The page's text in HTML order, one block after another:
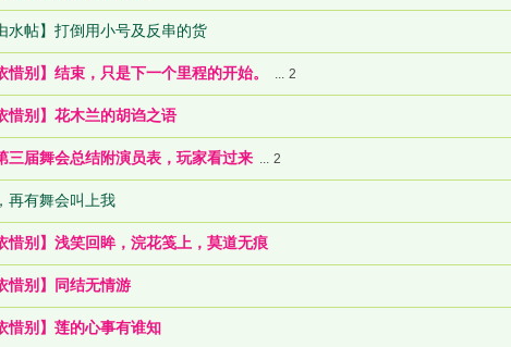
水帖】打倒用小号及反串的货
惜别】结束，只是下一个里程的开始。 ... 2
惜别】花木兰的胡诌之语
三届舞会总结附演员表，玩家看过来 ... 2
再有舞会叫上我
惜别】浅笑回眸，浣花笺上，莫道无痕
惜别】同结无情游
惜别】莲的心事有谁知